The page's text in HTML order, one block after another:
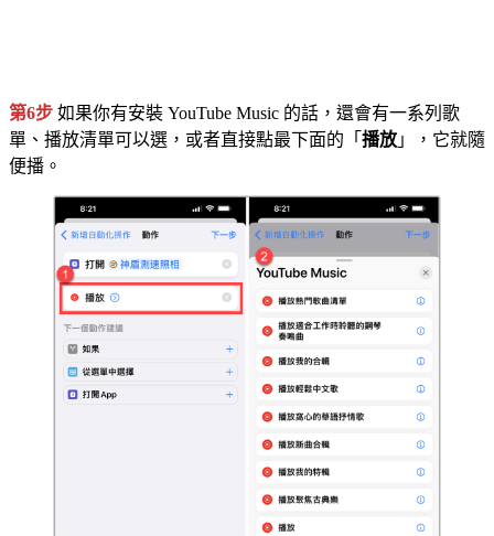
第6步 如果你有安裝 YouTube Music 的話，還會有一系列歌
單、播放清單可以選，或者直接點最下面的「 播放 」，它就隨
便播。